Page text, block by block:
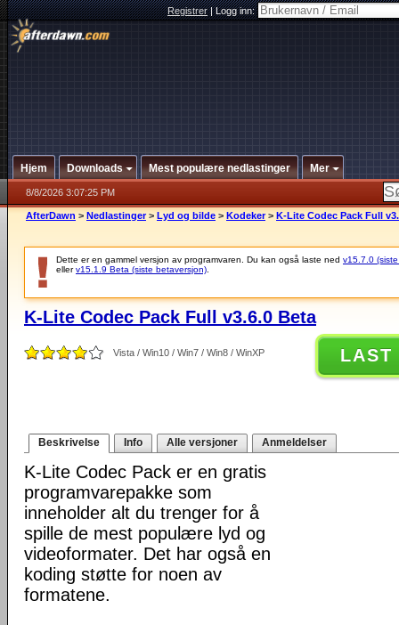
Registrer|Logg inn:
Hjem Downloads Mest populære nedlastinger Mer
8/8/2026 3:07:25 PM
AfterDawn > Nedlastinger > Lyd og bilde > Kodeker > K-Lite Codec Pack Full
Dette er en gammel versjon av programvaren. Du kan også laste ned v15.7.0
ellerv15.1.9 Beta (siste betaversjon)
K-Lite Codec Pack Full v3.6.0 Beta
Vista / Win10 / Win7 / Win8 / WinXP LAST
Beskrivelse Info Alle versjoner Anmeldelser
K-Lite Codec Pack er en gratis
programvarepakke som
inneholder alt du trenger for å
spille de mest populære lyd og
videoformater. Det har også en
koding støtte for noen av
formatene.